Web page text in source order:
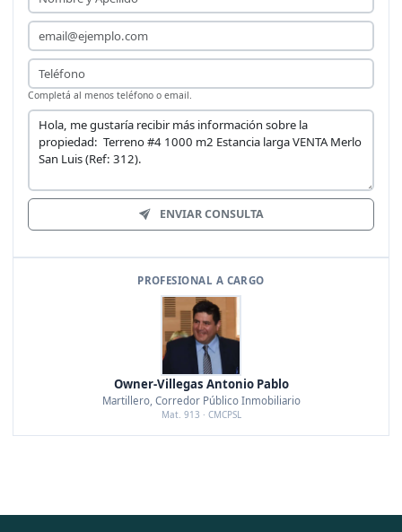
Email
Teléfono
Completá al menos teléfono o email.
Mensaje
ENVIAR CONSULTA
PROFESIONAL A CARGO
Owner-Villegas Antonio Pablo
Martillero, Corredor Público Inmobiliario
Mat. 913 · CMCPSL